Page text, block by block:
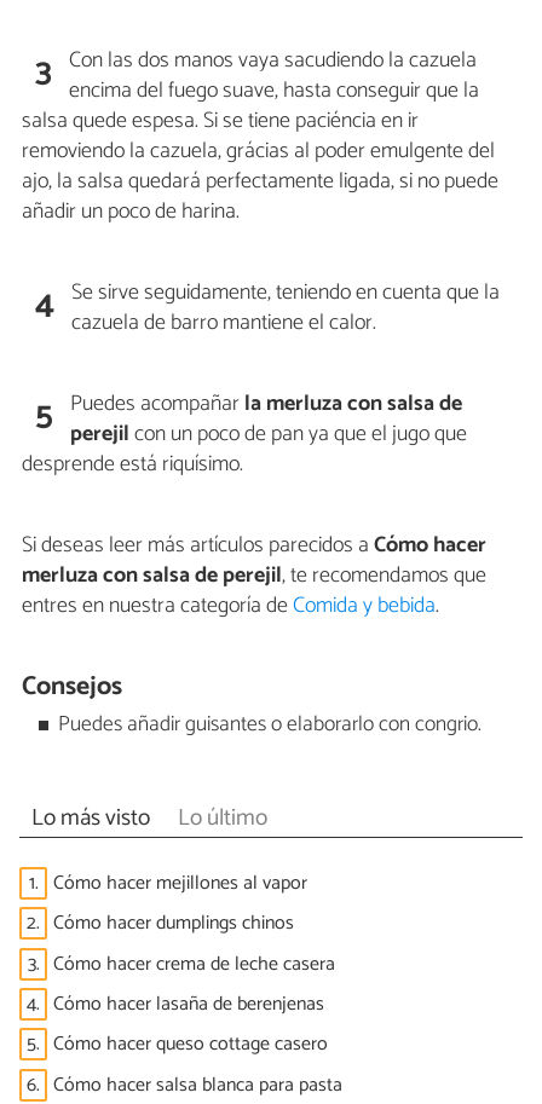
3 Con las dos manos vaya sacudiendo la cazuela
encima del fuego suave, hasta conseguir que la
salsa quede espesa. Si se tiene paciéncia en ir
removiendo la cazuela, grácias al poder emulgente del
ajo, la salsa quedará perfectamente ligada, si no puede
añadir un poco de harina.
4 Se sirve seguidamente, teniendo en cuenta que la
cazuela de barro mantiene el calor.
5 Puedes acompañarla merluza con salsa de
perejilcon un poco de pan ya que el jugo que
desprende está riquísimo.
Si deseas leer más artículos parecidos aCómo hacer
merluza con salsa de perejil, te recomendamos que
entres en nuestra categoría deComida y bebida.
Consejos
Puedes añadir guisantes o elaborarlo con congrio.
Lo más visto Lo último
1. Cómo hacer mejillones al vapor
2. Cómo hacer dumplings chinos
3. Cómo hacer crema de leche casera
4. Cómo hacer lasaña de berenjenas
5. Cómo hacer queso cottage casero
6. Cómo hacer salsa blanca para pasta